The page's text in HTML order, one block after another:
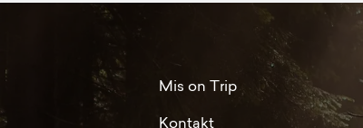
Mis on Trip
Kontakt